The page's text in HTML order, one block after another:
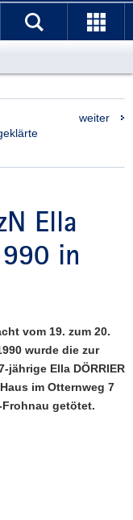
weiter
Ella
in
vom 19. zum 20.
wurde die zur
jährige Ella DÖRRIER
im Otternweg 7
getötet.